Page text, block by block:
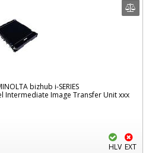
bizhub i-SERIES
Intermediate Image Transfer Unit xxx
HLV EXT